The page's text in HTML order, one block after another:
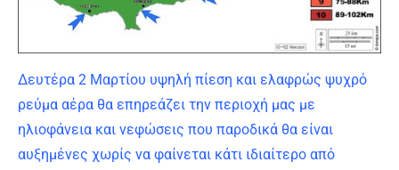
Δευτέρα 2 Μαρτίου υψηλή πίεση και ελαφρώς ψυχρό
ρεύμα αέρα θα επηρεάζει την περιοχή μας με
ηλιοφάνεια και νεφώσεις που παροδικά θα είναι
αυξημένες χωρίς να φαίνεται κάτι ιδιαίτερο από